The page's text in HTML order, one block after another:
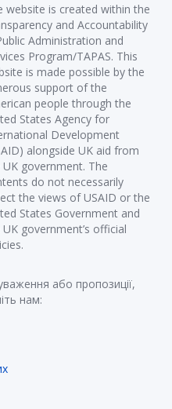
website is created within the
and Accountability
Administration and
Program/TAPAS. This
is made possible by the
support of the
people through the
States Agency for
Development
alongside UK aid from
government. The
do not necessarily
the views of USAID or the
States Government and
government’s official
або пропозиції,
нам: